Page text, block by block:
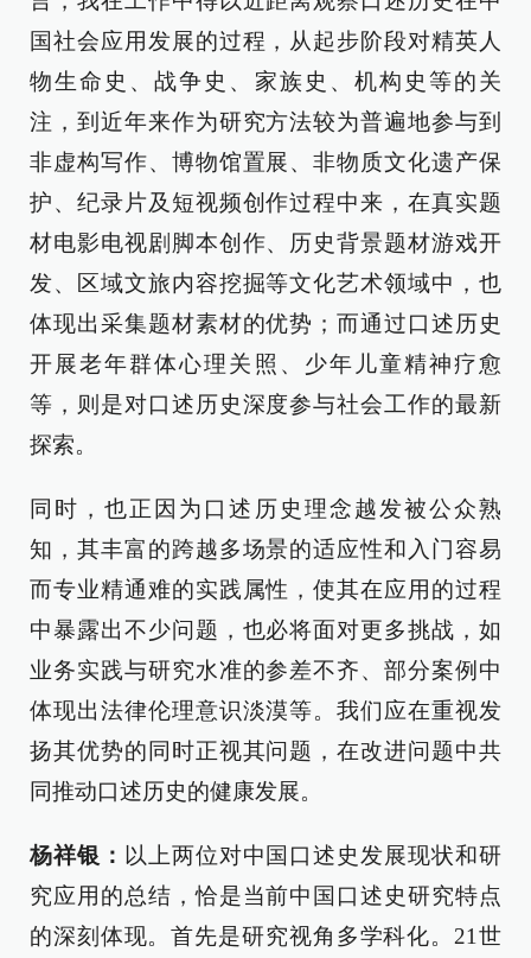
国社会应用发展的过程，从起步阶段对精英人
物生命史、战争史、家族史、机构史等的关
注，到近年来作为研究方法较为普遍地参与到
非虚构写作、博物馆置展、非物质文化遗产保
护、纪录片及短视频创作过程中来，在真实题
材电影电视剧脚本创作、历史背景题材游戏开
发、区域文旅内容挖掘等文化艺术领域中，也
体现出采集题材素材的优势；而通过口述历史
开展老年群体心理关照、少年儿童精神疗愈
等，则是对口述历史深度参与社会工作的最新
探索。
同时，也正因为口述历史理念越发被公众熟
知，其丰富的跨越多场景的适应性和入门容易
而专业精通难的实践属性，使其在应用的过程
中暴露出不少问题，也必将面对更多挑战，如
业务实践与研究水准的参差不齐、部分案例中
体现出法律伦理意识淡漠等。我们应在重视发
扬其优势的同时正视其问题，在改进问题中共
同推动口述历史的健康发展。
杨祥银： 以上两位对中国口述史发展现状和研
究应用的总结，恰是当前中国口述史研究特点
的深刻体现。首先是研究视角多学科化。21世